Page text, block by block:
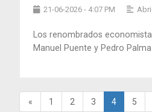
21-06-2026 - 4:07 PM
Los renombrados
Manuel Puente y Pedro Palma
« 1 2 3 4 5